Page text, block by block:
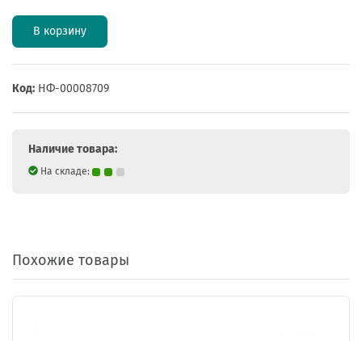
В корзину
Код: НФ-00008709
Наличие товара:
На складе:
Похожие товары